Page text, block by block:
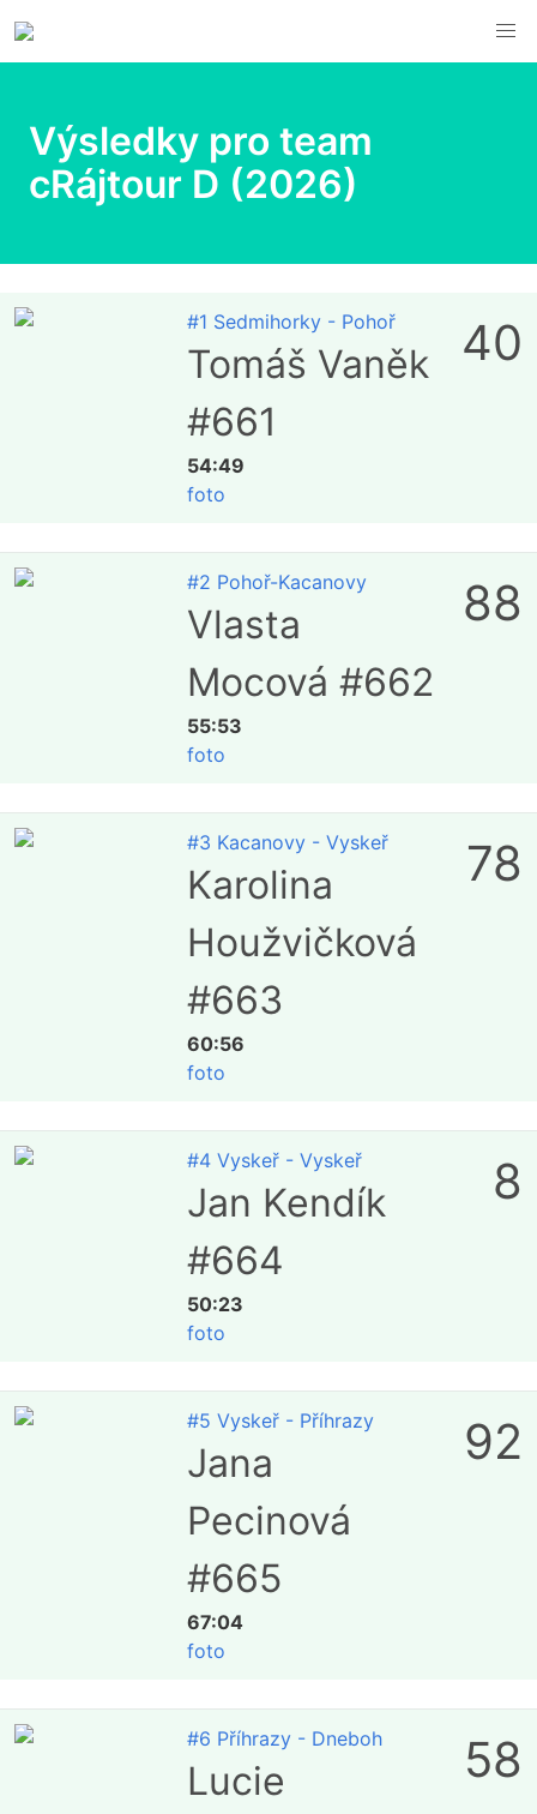
Výsledky pro team
cRájtour D (2026)
#1 Sedmihorky - Pohoř
Tomáš Vaněk
#661
54:49
foto
40
#2 Pohoř-Kacanovy
Vlasta
Mocová #662
55:53
foto
88
#3 Kacanovy - Vyskeř
Karolina
Houžvičková
#663
60:56
foto
78
#4 Vyskeř - Vyskeř
Jan Kendík
#664
50:23
foto
8
#5 Vyskeř - Příhrazy
Jana
Pecinová
#665
67:04
foto
92
#6 Příhrazy - Dneboh
Lucie
58